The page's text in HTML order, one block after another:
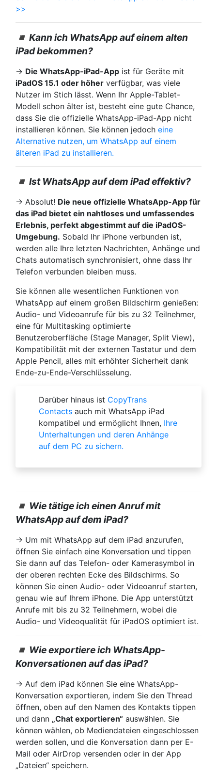
>>
◾ Kann ich WhatsApp auf einem alten
iPad bekommen?
→ Die WhatsApp-iPad-App ist für Geräte mit
iPadOS 15.1 oder höher verfügbar, was viele
Nutzer im Stich lässt. Wenn Ihr Apple-Tablet-
Modell schon älter ist, besteht eine gute Chance,
dass Sie die offizielle WhatsApp-iPad-App nicht
installieren können. Sie können jedoch eine
Alternative nutzen, um WhatsApp auf einem
älteren iPad zu installieren.
◾ Ist WhatsApp auf dem iPad effektiv?
→ Absolut! Die neue offizielle WhatsApp-App für
das iPad bietet ein nahtloses und umfassendes
Erlebnis, perfekt abgestimmt auf die iPadOS-
Umgebung. Sobald Ihr iPhone verbunden ist,
werden alle Ihre letzten Nachrichten, Anhänge und
Chats automatisch synchronisiert, ohne dass Ihr
Telefon verbunden bleiben muss.
Sie können alle wesentlichen Funktionen von
WhatsApp auf einem großen Bildschirm genießen:
Audio- und Videoanrufe für bis zu 32 Teilnehmer,
eine für Multitasking optimierte
Benutzeroberfläche (Stage Manager, Split View),
Kompatibilität mit der externen Tastatur und dem
Apple Pencil, alles mit erhöhter Sicherheit dank
Ende-zu-Ende-Verschlüsselung.
Darüber hinaus ist CopyTrans
Contacts auch mit WhatsApp iPad
kompatibel und ermöglicht Ihnen, Ihre
Unterhaltungen und deren Anhänge
auf dem PC zu sichern.
◾ Wie tätige ich einen Anruf mit
WhatsApp auf dem iPad?
→ Um mit WhatsApp auf dem iPad anzurufen,
öffnen Sie einfach eine Konversation und tippen
Sie dann auf das Telefon- oder Kamerasymbol in
der oberen rechten Ecke des Bildschirms. So
können Sie einen Audio- oder Videoanruf starten,
genau wie auf Ihrem iPhone. Die App unterstützt
Anrufe mit bis zu 32 Teilnehmern, wobei die
Audio- und Videoqualität für iPadOS optimiert ist.
◾ Wie exportiere ich WhatsApp-
Konversationen auf das iPad?
→ Auf dem iPad können Sie eine WhatsApp-
Konversation exportieren, indem Sie den Thread
öffnen, oben auf den Namen des Kontakts tippen
und dann „Chat exportieren“ auswählen. Sie
können wählen, ob Mediendateien eingeschlossen
werden sollen, und die Konversation dann per E-
Mail oder AirDrop versenden oder in der App
„Dateien“ speichern.